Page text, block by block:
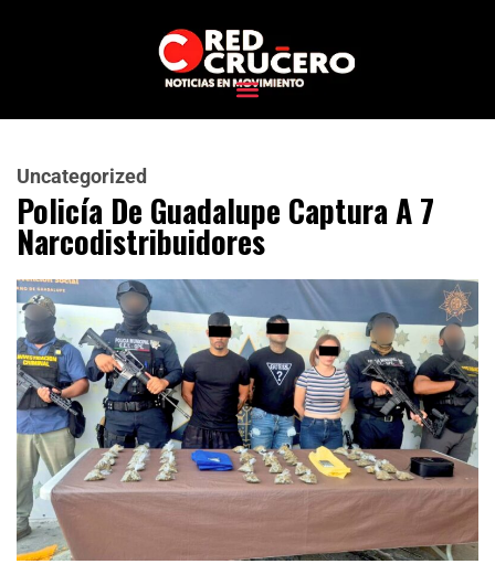
Uncategorized
Policía De Guadalupe Captura A 7
Narcodistribuidores